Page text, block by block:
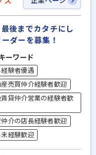
後までカタチにし
ダーを募集！
ーワード
験者優遇
売買仲介経験者歓迎
貸仲介営業の経験者歓
介の店長経験者歓迎
経験歓迎